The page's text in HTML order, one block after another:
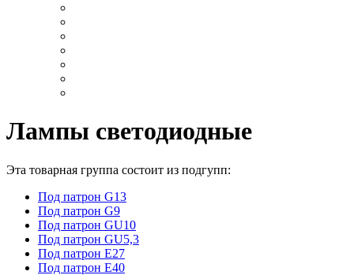
Лампы светодиодные
Эта товарная группа состоит из подгупп:
Под патрон G13
Под патрон G9
Под патрон GU10
Под патрон GU5,3
Под патрон Е27
Под патрон Е40